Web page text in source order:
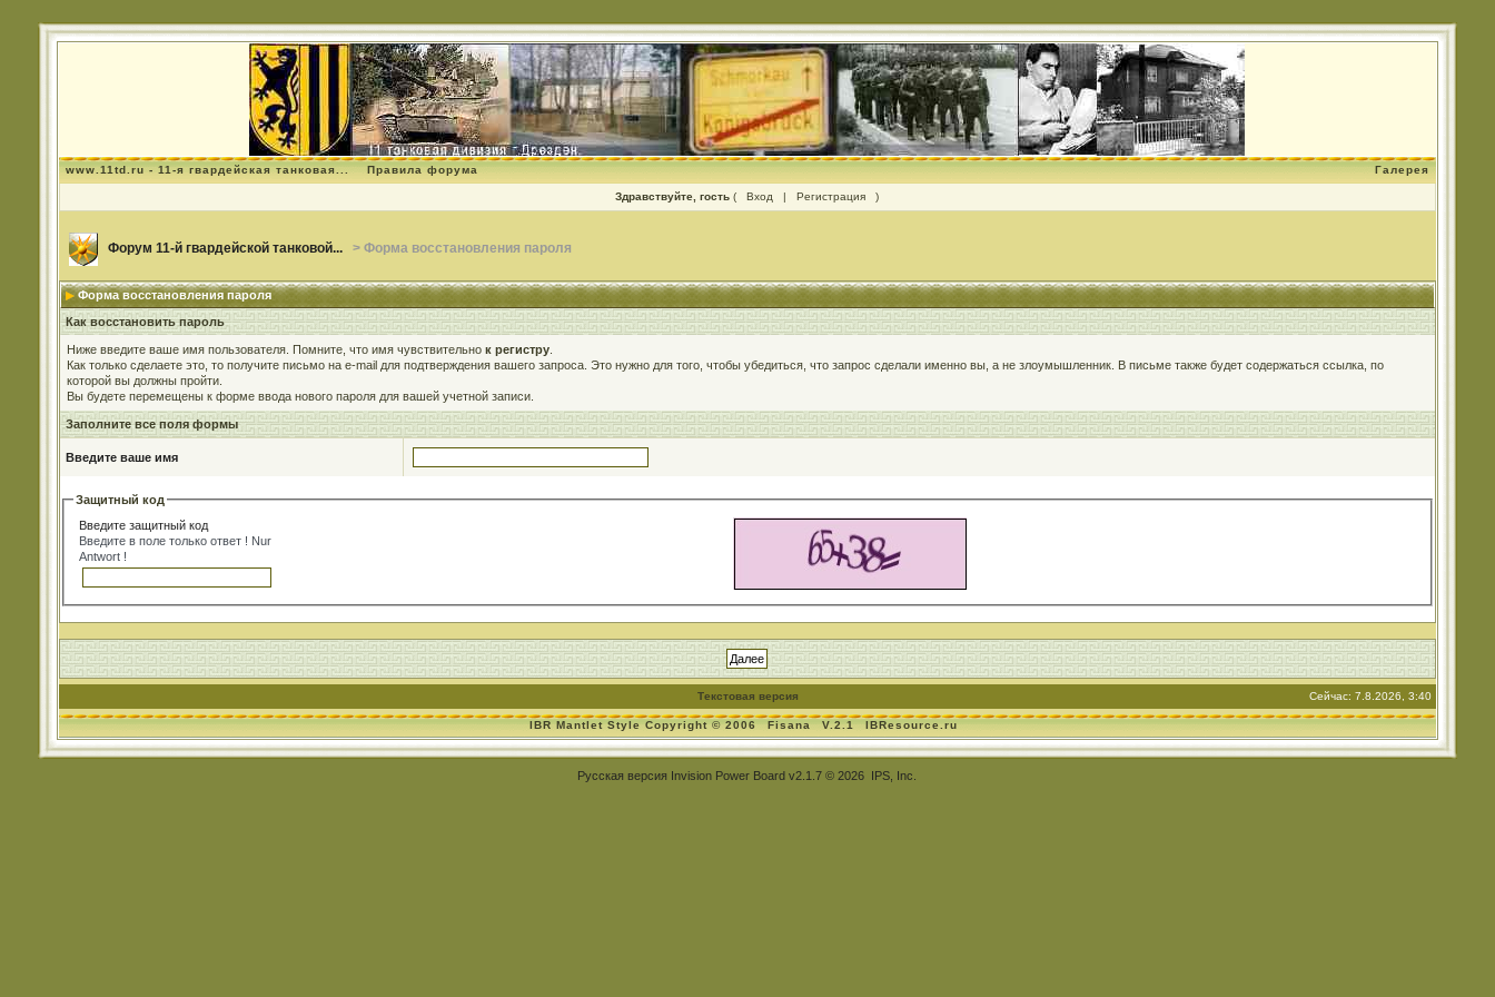
www.11td.ru - 11-я гвардейская танковая... Правила форума Галерея
Здравствуйте, гость ( Вход | Регистрация )
Форум 11-й гвардейской танковой... > Форма восстановления пароля
Форма восстановления пароля
Как восстановить пароль
Ниже введите ваше имя пользователя. Помните, что имя чувствительно к регистру.
Как только сделаете это, то получите письмо на e-mail для подтверждения вашего запроса. Это нужно для того, чтобы убедиться, что запрос сделали именно вы, а не злоумышленник. В письме также будет содержаться ссылка, по
которой вы должны пройти.
Вы будете перемещены к форме ввода нового пароля для вашей учетной записи.
Заполните все поля формы
Введите ваше имя
Защитный код
Введите защитный код
Введите в поле только ответ ! Nur
Antwort !
Текстовая версия Сейчас: 7.8.2026, 3:40
IBR Mantlet Style Copyright © 2006 Fisana V.2.1 IBResource.ru
Русская версия Invision Power Board v2.1.7 © 2026 IPS, Inc.